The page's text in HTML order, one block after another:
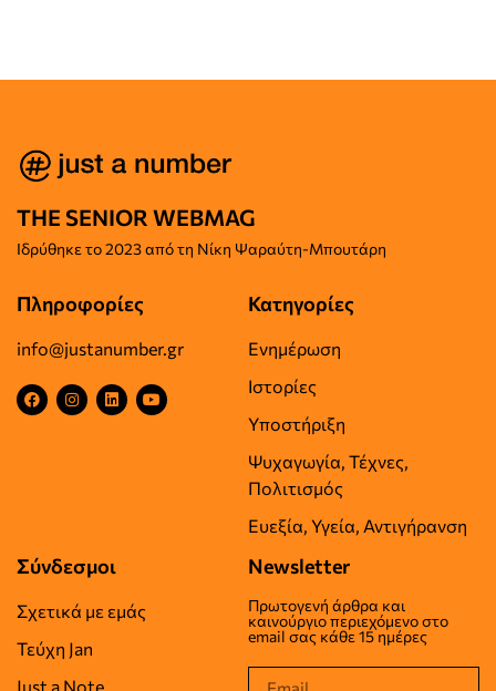
THE SENIOR WEBMAG
Iδρύθηκε το2023 από τη Νίκη Ψαραύτη-Μπουτάρη
Πληροφορίες
info@justanumber.gr
Κατηγορίες
Ενημέρωση
Ιστορίες
Υποστήριξη
Ψυχαγωγία, Τέχνες,
Πολιτισμός
Ευεξία, Υγεία, Αντιγήρανση
Σύνδεσμοι
Σχετικά με εμάς
Τεύχη Jan
Just a Note
Newsletter
Πρωτογενή άρθρα και
καινούργιο περιεχόμενο στο
email σας κάθε 15 ημέρες